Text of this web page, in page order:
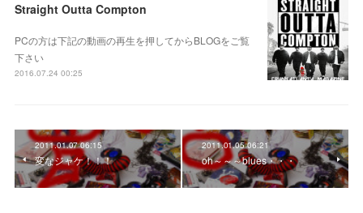
Straight Outta Compton
PCの方は下記の動画の再生を押してからBLOGをご覧
下さい
2016.07.24 00:25
2011.01.07 06:15
変なジャケ！！！
2011.01.05 06:21
oh～～～blues・・・